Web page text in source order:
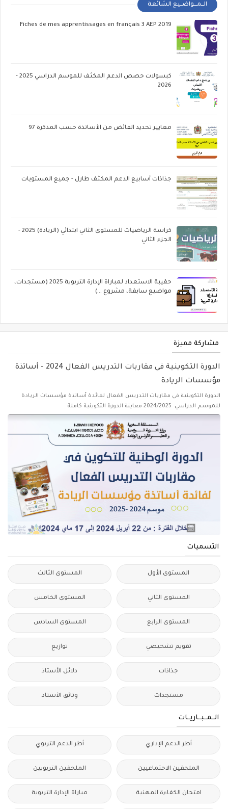
الــمـــواضــيع الشائعة
Fiches de mes apprentissages en français 3 AEP 2019
كبسولات حصص الدعم المكثف للموسم الدراسي 2025 -
2026
معايير تحديد الفائض من الأساتذة حسب المذكرة 97
جذاذات أسابيع الدعم المكثف طارل - جميع المستويات
كراسة الرياضيات للمستوى الثاني ابتدائي (الريادة) 2025 -
الجزء الثاني
حقيبة الاستعداد لمباراة الإدارة التربوية 2025 (مستجدات،
مواضيع سابقة، مشروع ...)
مشاركة مميزة
الدورة التكوينية في مقاربات التدريس الفعال 2024 - أساتذة
مؤسسات الريادة
الدورة التكوينية في مقاربات التدريس الفعال لفائدة أساتذة مؤسسات الريادة
للموسم الدراسي 2024/2025 معاينة الدورة التكوينية كاملة
التسميات
المستوى الأول المستوى الثالث
المستوى الثاني المستوى الخامس
المستوى الرابع المستوى السادس
تقويم تشخيصي توازيع
جذاذات دلائل الأستاذ
مستجدات وثائق الأستاذ
الــمــبــاريــات
أطر الدعم الإداري أطر الدعم التربوي
الملحقين الاحتماعيين الملحقين التربويين
امتحان الكفاءة المهنية مباراة الإدارة التربوية